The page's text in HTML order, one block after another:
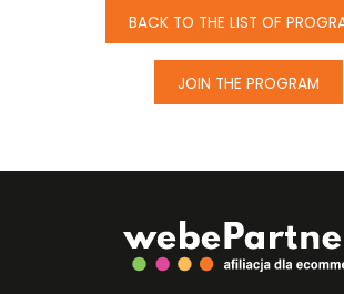
BACK TO THE LIST OF
JOIN THE PROGRAM